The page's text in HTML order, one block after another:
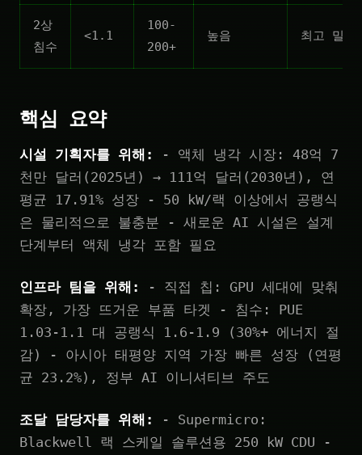
2상
침수
<1.1
100-
200+
높음 최고 밀도
핵심 요약
시설 기획자를 위해:
- 액체 냉각 시장: 48억 7
천만 달러(2025년) → 111억 달러(2030년), 연
평균 17.91% 성장 - 50 kW/랙 이상에서 공랭식
은 물리적으로 불충분 - 새로운 AI 시설은 설계
단계부터 액체 냉각 포함 필요
인프라 팀을 위해:
- 직접 칩: GPU 세대에 맞춰
확장, 가장 뜨거운 부품 타겟 - 침수: PUE
1.03-1.1 대 공랭식 1.6-1.9 (30%+ 에너지 절
감) - 아시아 태평양 지역 가장 빠른 성장 (연평
균 23.2%), 정부 AI 이니셔티브 주도
조달 담당자를 위해:
- Supermicro:
Blackwell 랙 스케일 솔루션용 250 kW CDU -